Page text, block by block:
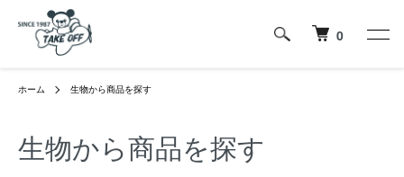
0
ホーム 生物から商品を探す
生物から商品を探す